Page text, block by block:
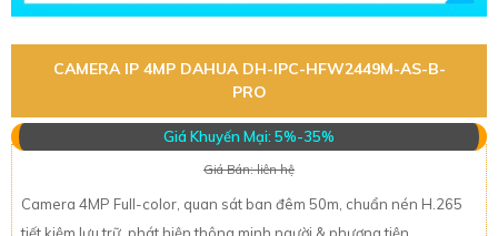
CAMERA IP 4MP DAHUA DH-IPC-HFW2449M-AS-B-
PRO
Giá Khuyến Mại: 5%-35%
Giá Bán: liên hệ
Camera 4MP Full-color, quan sát ban đêm 50m, chuẩn nén H.265